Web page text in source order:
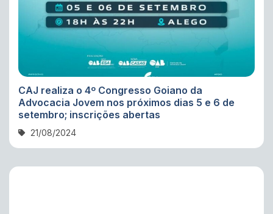
CAJ realiza o 4º Congresso Goiano da
Advocacia Jovem nos próximos dias 5 e 6 de
setembro; inscrições abertas
21/08/2024